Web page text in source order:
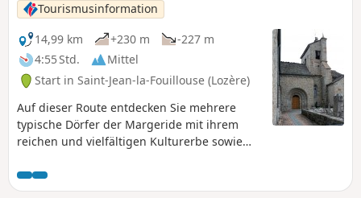
Tourismusinformation
14,99 km
+230 m
-227 m
4:55 Std.
Mittel
Start in Saint-Jean-la-Fouillouse (Lozère)
Auf dieser Route entdecken Sie mehrere
typische Dörfer der Margeride mit ihrem
reichen und vielfältigen Kulturerbe sowie
die unberührte Natur genießen können.